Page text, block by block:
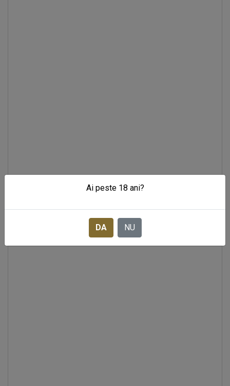
168 LEI | In stoc
Ai peste 18 ani?
DA NU